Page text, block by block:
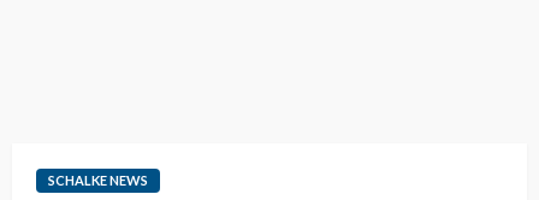
SCHALKE NEWS